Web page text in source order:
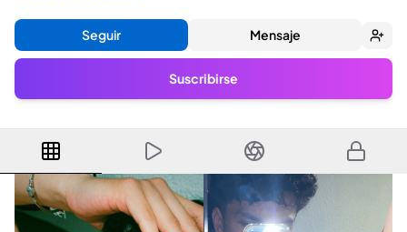
Seguir Mensaje
Suscribirse